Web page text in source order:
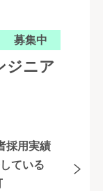
募集中
ジニア
採用実績
ている